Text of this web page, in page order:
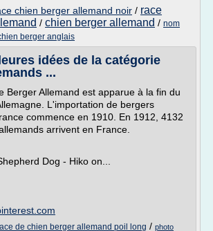
chien berger allemand noir / race
/ chien berger allemand / nom
berger anglais
idées de la catégorie
...
Berger Allemand est apparue à la fin du
L'importation de bergers
commence en 1910. En 1912, 4132
arrivent en France.
Dog - Hiko on...
de chien berger allemand poil long / photo